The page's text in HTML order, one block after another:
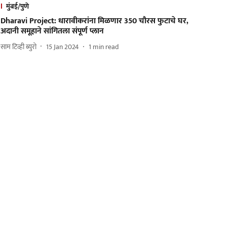
मुंबई/पुणे
Dharavi Project: धारावीकरांना मिळणार 350 चौरस फुटाचे घर,
अदानी समूहाने सांगितला संपूर्ण प्लान
साम टिव्ही ब्युरो 15 Jan 2024 1 min read